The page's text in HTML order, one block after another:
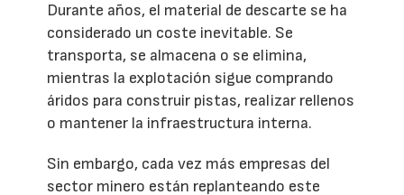
Durante años, el material de descarte se ha
considerado un coste inevitable. Se
transporta, se almacena o se elimina,
mientras la explotación sigue comprando
áridos para construir pistas, realizar rellenos
o mantener la infraestructura interna.
Sin embargo, cada vez más empresas del
sector minero están replanteando este